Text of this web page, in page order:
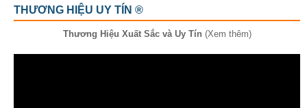
THƯƠNG HIỆU UY TÍN ®
Thương Hiệu Xuất Sắc và Uy Tín (Xem thêm)